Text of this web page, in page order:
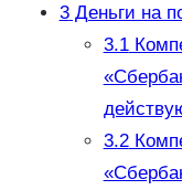
3Деньги на
3.1
3.2